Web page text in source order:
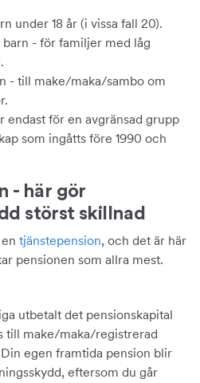
under 18 år (i vissa fall 20).
- för familjer med låg
- till make/maka/sambo om
endast för en avgränsad grupp
som ingåtts före 1990 och
- här gör
störst skillnad
tjänstepension, och det är här
pensionen som allra mest.
utbetalt det pensionskapital
till make/maka/registrerad
egen framtida pension blir
eftersom du går